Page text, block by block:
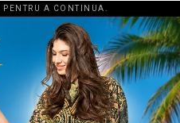
A CONTINUA.